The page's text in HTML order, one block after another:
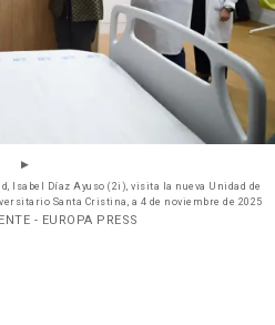
Isabel Díaz Ayuso (2i), visita la nueva Unidad de
Santa Cristina, a 4 de noviembre de 2025
- EUROPA PRESS